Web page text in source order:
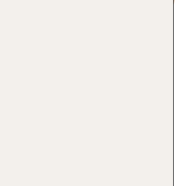
Unsere Tipps
Urlaub auf den Balearen Inseln?
wo es sich auf Mallorca im
lässt. Urlaub auf Mallorca
ausgelassen baden im noch
unter dem Sonnenschirm